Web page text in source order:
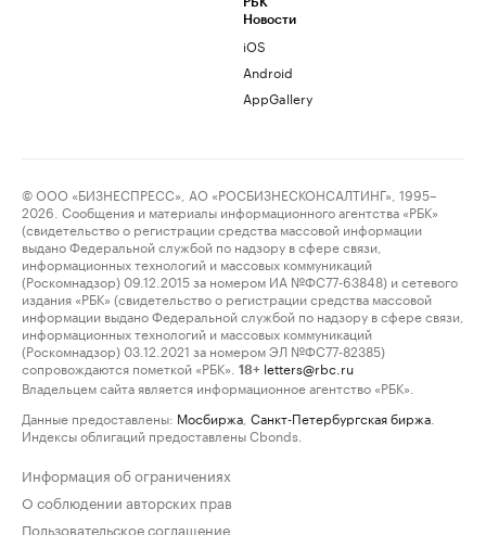
Новости
iOS
Android
AppGallery
© ООО «БИЗНЕСПРЕСС», АО «РОСБИЗНЕСКОНСАЛТИНГ», 1995–
2026. Сообщения и материалы информационного агентства «РБК»
(свидетельство о регистрации средства массовой информации
выдано Федеральной службой по надзору в сфере связи,
информационных технологий и массовых коммуникаций
(Роскомнадзор) 09.12.2015 за номером ИА №ФС77-63848) и сетевого
издания «РБК» (свидетельство о регистрации средства массовой
информации выдано Федеральной службой по надзору в сфере связи,
информационных технологий и массовых коммуникаций
(Роскомнадзор) 03.12.2021 за номером ЭЛ №ФС77-82385)
сопровождаются пометкой «РБК».
18+ letters@rbc.ru
Владельцем сайта является информационное агентство «РБК».
Данные предоставлены: Мосбиржа Санкт-Петербургская биржа
Индексы облигаций предоставлены Cbonds.
Информация об ограничениях
О соблюдении авторских прав
Пользовательское соглашение